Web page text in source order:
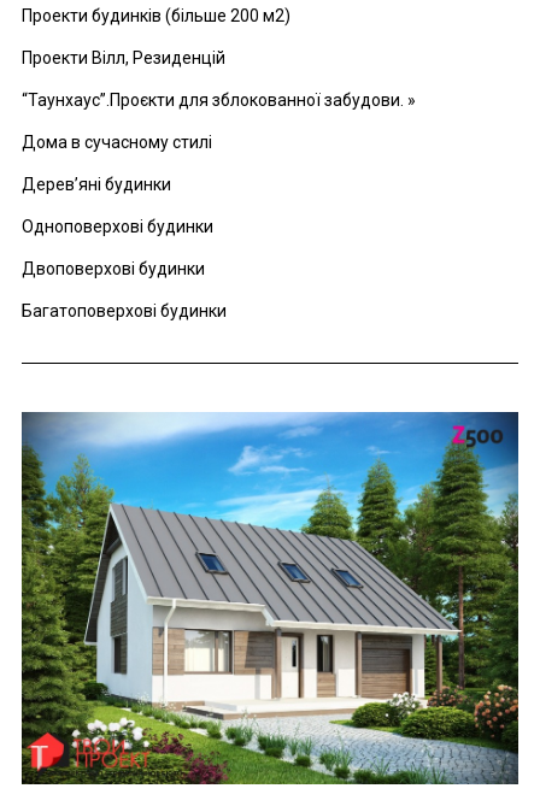
Проекти будинків (більше 200 м2)
Проекти Вілл, Резиденцій
“Таунхаус”.Проєкти для зблокованної забудови. »
Дома в сучасному стилі
Дерев’яні будинки
Одноповерхові будинки
Двоповерхові будинки
Багатоповерхові будинки